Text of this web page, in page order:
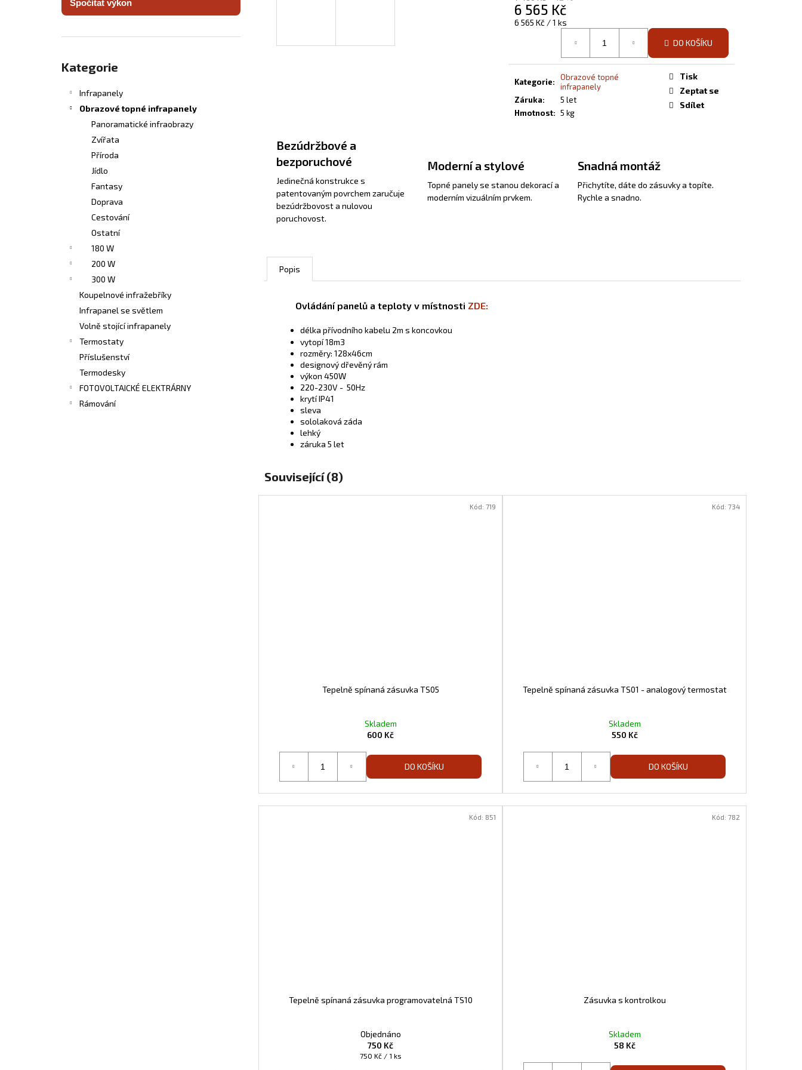
Spočítat výkon
kategorie
Kategorie
Infrapanely
Obrazové topné infrapanely
Panoramatické infraobrazy
Zvířata
Příroda
Jídlo
Fantasy
Doprava
Cestování
Ostatní
180 W
200 W
300 W
Koupelnové infražebříky
Infrapanel se světlem
Volně stojící infrapanely
Termostaty
Příslušenství
Termodesky
FOTOVOLTAICKÉ ELEKTRÁRNY
Rámování
6 565 Kč
Měrná
6 565 Kč / 1 ks
DO KOŠÍKU
Kategorie:
Obrazové topné
infrapanely
Záruka:
5 let
Hmotnost: 5 kg
Tisk
Zeptat se
Sdílet
A
Bezúdržbové a
bezporuchové
Jedinečná konstrukce s
patentovaným povrchem zaručuje
bezúdržbovost a nulovou
poruchovost.
Moderní a stylové
Topné panely se stanou dekorací a
moderním vizuálním prvkem.
Snadná montáž
Přichytíte, dáte do zásuvky a topíte.
Rychle a snadno.
Popis
Ovládání panelů a teploty v místnosti ZDE:
délka přívodního kabelu 2m s koncovkou
vytopí 18m3
rozměry: 128x46cm
designový dřevěný rám
výkon 450W
220-230V - 50Hz
krytí IP41
sleva
sololaková záda
lehký
záruka 5 let
Související (8)
Tepelně spínaná zásuvka TS05
Skladem
600 Kč
DO KOŠÍKU
Kód: 719
Tepelně spínaná zásuvka TS01 - analogový termostat
Skladem
550 Kč
DO KOŠÍKU
Kód: 734
Tepelně spínaná zásuvka programovatelná TS10
Objednáno
750 Kč
Měrná
750 Kč / 1 ks
Kód: 851
Zásuvka s kontrolkou
Skladem
58 Kč
Kód: 782
INFRASVĚTLO
TOPNÝ INFRAPANEL S OBRAZEM - 138